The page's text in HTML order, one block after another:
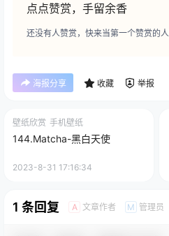
点点赞赏，手留余香
还没有人赞赏，快来当第一个赞赏的人
海报分享 收藏 举报
壁纸欣赏 手机壁纸
144.Matcha-黑白天使
2023-8-31 17:16:34
1 条回复 A 文章作者 M 管理员